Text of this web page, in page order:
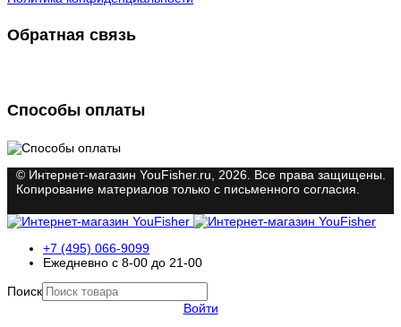
Обратная связь
Способы оплаты
© Интернет-магазин YouFisher.ru, 2026. Все права защищены.
Копирование материалов только с письменного согласия.
+7 (495) 066-9099
Ежедневно с 8-00 до 21-00
Поиск
Войти